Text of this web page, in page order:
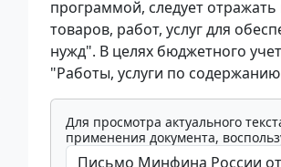
программой, следует
товаров, работ, услуг для
нужд". В целях бюджетного
"Работы, услуги по
Для просмотра актуального
применения документа,